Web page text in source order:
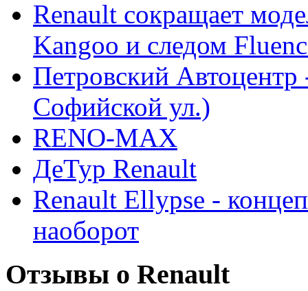
Renault сокращает
Kangoo и следом
Петровский
Софийской ул.)
RENO-MAX
ДеТур Renault
Renault Ellypse -
наоборот
Отзывы о Renault